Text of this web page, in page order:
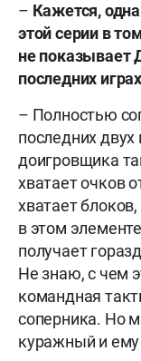
– Кажется,
этой серии в
не показывает
последних
– Полностью
последних
доигровщика
хватает очков
хватает
в этом
получает
Не знаю, с чем
командная
соперника. Но
куражный и ему